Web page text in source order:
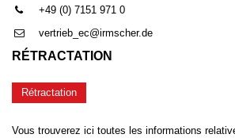
+49 (0) 7151 971 0
vertrieb_ec@irmscher.de
RÉTRACTATION
Rétractation
Vous trouverez ici toutes les informations